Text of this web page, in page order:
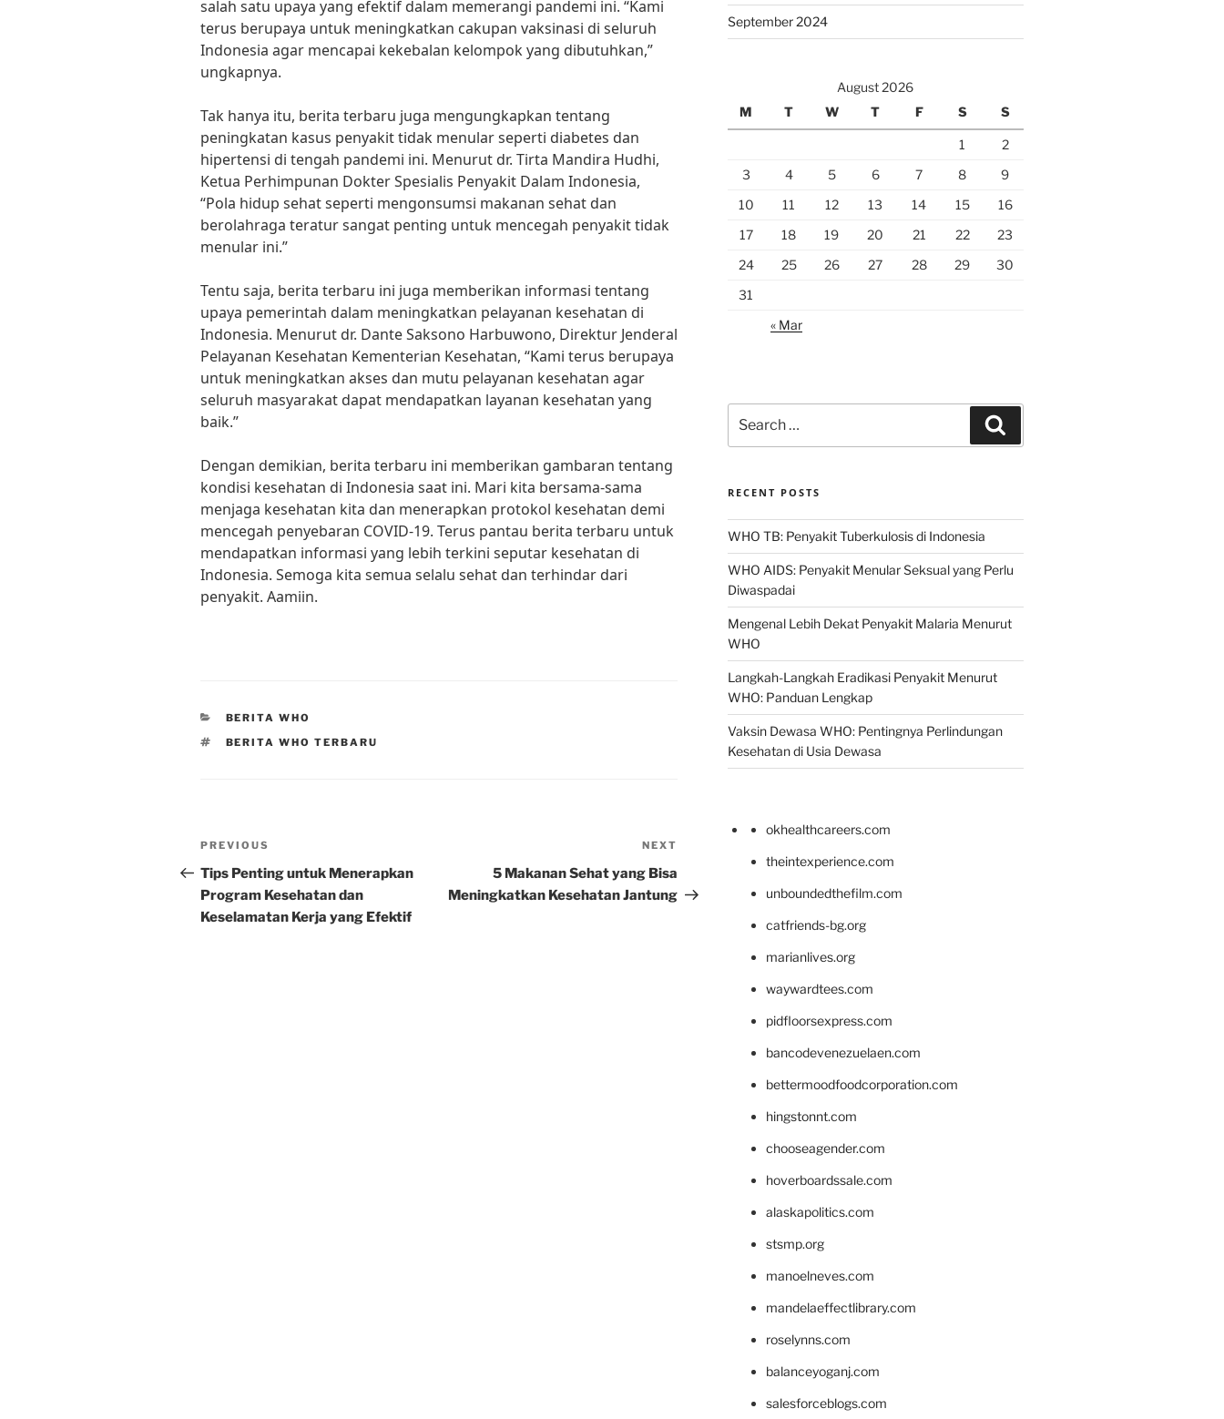
salah satu upaya yang efektif dalam memerangi pandemi ini. “Kami
terus berupaya untuk meningkatkan cakupan vaksinasi di seluruh
Indonesia agar mencapai kekebalan kelompok yang dibutuhkan,”
ungkapnya.
Tak hanya itu, berita terbaru juga mengungkapkan tentang
peningkatan kasus penyakit tidak menular seperti diabetes dan
hipertensi di tengah pandemi ini. Menurut dr. Tirta Mandira Hudhi,
Ketua Perhimpunan Dokter Spesialis Penyakit Dalam Indonesia,
“Pola hidup sehat seperti mengonsumsi makanan sehat dan
berolahraga teratur sangat penting untuk mencegah penyakit tidak
menular ini.”
Tentu saja, berita terbaru ini juga memberikan informasi tentang
upaya pemerintah dalam meningkatkan pelayanan kesehatan di
Indonesia. Menurut dr. Dante Saksono Harbuwono, Direktur Jenderal
Pelayanan Kesehatan Kementerian Kesehatan, “Kami terus berupaya
untuk meningkatkan akses dan mutu pelayanan kesehatan agar
seluruh masyarakat dapat mendapatkan layanan kesehatan yang
baik.”
Dengan demikian, berita terbaru ini memberikan gambaran tentang
kondisi kesehatan di Indonesia saat ini. Mari kita bersama-sama
menjaga kesehatan kita dan menerapkan protokol kesehatan demi
mencegah penyebaran COVID-19. Terus pantau berita terbaru untuk
mendapatkan informasi yang lebih terkini seputar kesehatan di
Indonesia. Semoga kita semua selalu sehat dan terhindar dari
penyakit. Aamiin.
CATEGORIES
BERITA WHO
TAGS
BERITA WHO TERBARU
Post
navigation
Previous
Post
PREVIOUS
Tips Penting untuk Menerapkan
Program Kesehatan dan
Keselamatan Kerja yang Efektif
NEXT
5 Makanan Sehat yang Bisa
Meningkatkan Kesehatan Jantung
September 2024
August 2026
M
T W T F S S
1
2
3
4 5 6 7 8
9
10
11 12 13 14 15
16
17
18 19 20 21 22
23
24
25 26 27 28 29
30
31
« Mar
for:
RECENT POSTS
WHO TB: Penyakit Tuberkulosis di Indonesia
WHO AIDS: Penyakit Menular Seksual yang Perlu
Diwaspadai
Mengenal Lebih Dekat Penyakit Malaria Menurut
WHO
Langkah-Langkah Eradikasi Penyakit Menurut
WHO: Panduan Lengkap
Vaksin Dewasa WHO: Pentingnya Perlindungan
Kesehatan di Usia Dewasa
okhealthcareers.com
theintexperience.com
unboundedthefilm.com
catfriends-bg.org
marianlives.org
waywardtees.com
pidfloorsexpress.com
bancodevenezuelaen.com
bettermoodfoodcorporation.com
hingstonnt.com
chooseagender.com
hoverboardssale.com
alaskapolitics.com
stsmp.org
manoelneves.com
mandelaeffectlibrary.com
roselynns.com
balanceyoganj.com
salesforceblogs.com